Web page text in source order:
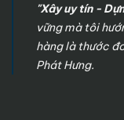
"Xây uy tín -
vững mà tôi
hàng là thước
Phát Hưng.